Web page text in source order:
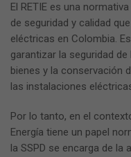
El RETIE es una
de seguridad y calidad
eléctricas en Colombia.
garantizar la seguridad
bienes y la conservación
las instalaciones
Por lo tanto, en el
Energía tiene un papel
la SSPD se encarga de